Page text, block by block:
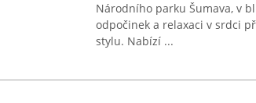
Národního parku Šumava, v
odpočinek a relaxaci v srdci
stylu. Nabízí ...